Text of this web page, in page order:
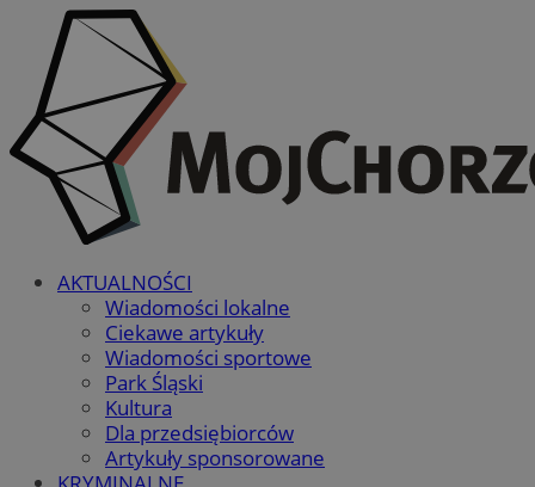
AKTUALNOŚCI
Wiadomości lokalne
Ciekawe artykuły
Wiadomości sportowe
Park Śląski
Kultura
Dla przedsiębiorców
Artykuły sponsorowane